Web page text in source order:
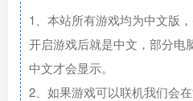
1、本站所有游戏均为中文版
开启游戏后就是中文，部分电
中文才会显示。
2、如果游戏可以联机我们会